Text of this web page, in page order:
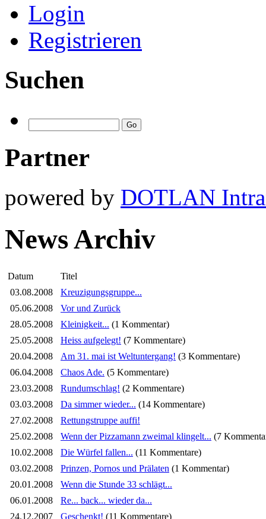
Login
Registrieren
Suchen
Partner
powered by DOTLAN
News Archiv
Datum
Titel
03.08.2008
Kreuzigungsgruppe...
05.06.2008
Vor und Zurück
28.05.2008
Kleinigkeit... (1 Kommentar)
25.05.2008
Heiss aufgelegt! (7 Kommentare)
20.04.2008
Am 31. mai ist Weltuntergang! (3 Kommentare)
06.04.2008
Chaos Ade. (5 Kommentare)
23.03.2008
Rundumschlag! (2 Kommentare)
03.03.2008
Da simmer wieder... (14 Kommentare)
27.02.2008
Rettungstruppe auffi!
25.02.2008
Wenn der Pizzamann zweimal klingelt... (7
10.02.2008
Die Würfel fallen... (11 Kommentare)
03.02.2008
Prinzen, Pornos und Prälaten (1 Kommentar)
20.01.2008
Wenn die Stunde 33 schlägt...
06.01.2008
Re... back... wieder da...
24.12.2007
Geschenkt! (11 Kommentare)